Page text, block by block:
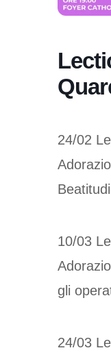
24/02
10/03
gli
24/03